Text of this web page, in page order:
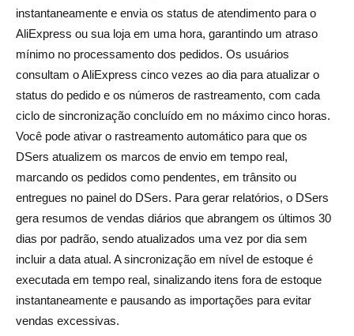
instantaneamente e envia os status de atendimento para o
AliExpress ou sua loja em uma hora, garantindo um atraso
mínimo no processamento dos pedidos. Os usuários
consultam o AliExpress cinco vezes ao dia para atualizar o
status do pedido e os números de rastreamento, com cada
ciclo de sincronização concluído em no máximo cinco horas.
Você pode ativar o rastreamento automático para que os
DSers atualizem os marcos de envio em tempo real,
marcando os pedidos como pendentes, em trânsito ou
entregues no painel do DSers. Para gerar relatórios, o DSers
gera resumos de vendas diários que abrangem os últimos 30
dias por padrão, sendo atualizados uma vez por dia sem
incluir a data atual. A sincronização em nível de estoque é
executada em tempo real, sinalizando itens fora de estoque
instantaneamente e pausando as importações para evitar
vendas excessivas.